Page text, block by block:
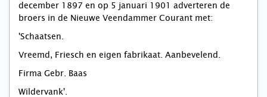
december 1897 en op 5 januari 1901 adverteren de
broers in de Nieuwe Veendammer Courant met:
'Schaatsen.
Vreemd, Friesch en eigen fabrikaat. Aanbevelend.
Firma Gebr. Baas
Wildervank'.